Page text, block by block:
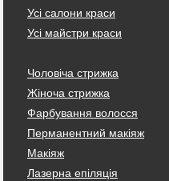
Усі салони краси
Усі майстри краси
Чоловіча стрижка
Жіноча стрижка
Фарбування волосся
Перманентний макіяж
Макіяж
Лазерна епіляція